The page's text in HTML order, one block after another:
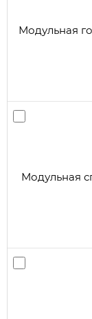
Модульная
Модульная